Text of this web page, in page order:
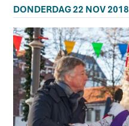
DONDERDAG 22 NOV 2018